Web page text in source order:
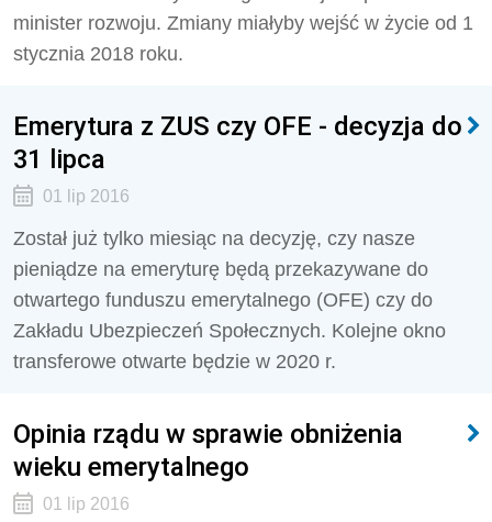
minister rozwoju. Zmiany miałyby wejść w życie od 1
stycznia 2018 roku.
Emerytura z ZUS czy OFE - decyzja do
31 lipca
01 lip 2016
Został już tylko miesiąc na decyzję, czy nasze
pieniądze na emeryturę będą przekazywane do
otwartego funduszu emerytalnego (OFE) czy do
Zakładu Ubezpieczeń Społecznych. Kolejne okno
transferowe otwarte będzie w 2020 r.
Opinia rządu w sprawie obniżenia
wieku emerytalnego
01 lip 2016